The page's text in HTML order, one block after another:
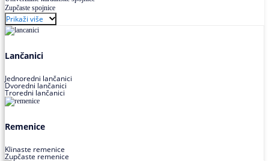
Zupčaste spojnice
Prikaži više
Lančanici
Jednoredni lančanici
Dvoredni lančanici
Troredni lančanici
Remenice
Klinaste remenice
Zupčaste remenice